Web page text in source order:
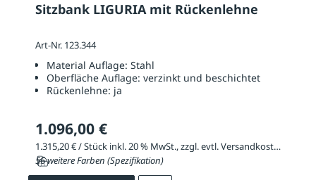
Sitzbank LIGURIA mit Rückenlehne
Art-Nr. 123.344
Material Auflage: Stahl
Oberfläche Auflage: verzinkt und beschichtet
Rückenlehne: ja
1.096,00 €
1.315,20 € / Stück inkl. 20 % MwSt., zzgl. evtl. Versandkosten
56 weitere Farben (Spezifikation)